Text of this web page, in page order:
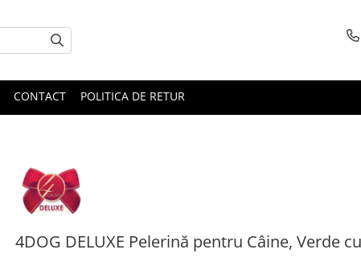
CONTACT POLITICA DE RETUR
4DOG DELUXE Pelerină pentru Câine, Verde